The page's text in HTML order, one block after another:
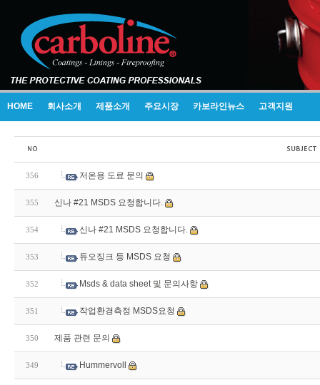
HOME 회사소개 제품소개 주요시장 카보라인뉴스 고객지원
356 저온용 도료 문의
355 신나 #21 MSDS 요청합니다.
354 신나 #21 MSDS 요청합니다.
353 듀오징크 등 MSDS 요청
352 Msds & data sheet 및 문의사항
351 작업환경측정 MSDS요청
350 제품 관련 문의
349 Hummervoll